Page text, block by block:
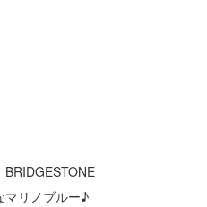
リノブルー♪